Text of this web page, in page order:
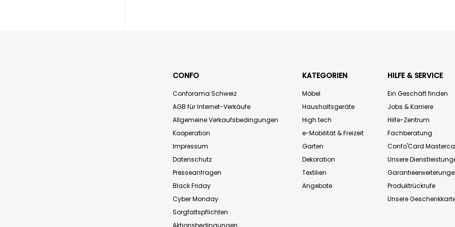
CONFO
Conforama Schweiz
AGB für Internet-Verkäufe
Allgemeine Verkaufsbedingungen
Kooperation
Impressum
Datenschutz
Presseanfragen
Black Friday
Cyber Monday
Sorgfaltspflichten
KATEGORIEN
Möbel
Haushaltsgeräte
High tech
e-Mobilität & Freizeit
Garten
Dekoration
Textilien
Angebote
HILFE & SERVICE
Ein Geschäft finden
Jobs & Karriere
Hilfe-Zentrum
Fachberatung
Confo'Card
Unsere
Produktrückrufe
Unsere